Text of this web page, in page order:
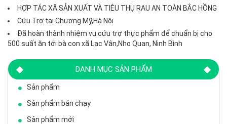
HỢP TÁC XÃ SẢN XUẤT VÀ TIÊU THỤ RAU AN TOÀN BẮC HỒNG
Cứu Trợ tại Chương Mỹ,Hà Nội
Đã hoàn thành nhiệm vụ cứu trợ thực phẩm để chuẩn bị cho
500 suất ăn tới bà con xã Lạc Vân,Nho Quan, Ninh Bình
DANH MỤC SẢN PHẨM
Sản phẩm
Sản phẩm bán chạy
Sản phẩm mới